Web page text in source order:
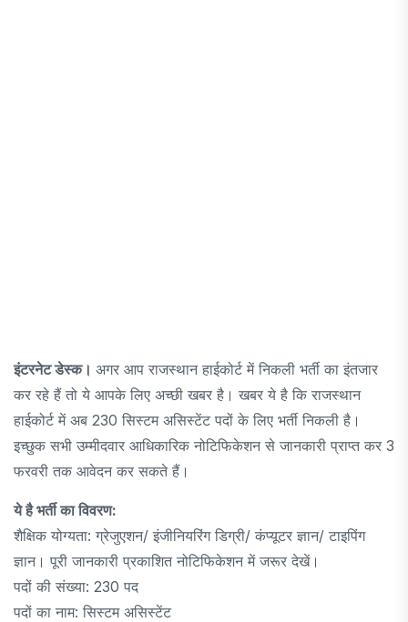
इंटरनेट डेस्क। अगर आप राजस्थान हाईकोर्ट में निकली भर्ती का इंतजार
कर रहे हैं तो ये आपके लिए अच्छी खबर है। खबर ये है कि राजस्थान
हाईकोर्ट में अब 230 सिस्टम असिस्टेंट पदों के लिए भर्ती निकली है।
इच्छुक सभी उम्मीदवार आधिकारिक नोटिफिकेशन से जानकारी प्राप्त कर 3
फरवरी तक आवेदन कर सकते हैं।
ये है भर्ती का विवरण:
शैक्षिक योग्यता: ग्रेजुएशन/ इंजीनियरिंग डिग्री/ कंप्यूटर ज्ञान/ टाइपिंग
ज्ञान। पूरी जानकारी प्रकाशित नोटिफिकेशन में जरूर देखें।
पदों की संख्या: 230 पद
पदों का नाम: सिस्टम असिस्टेंट